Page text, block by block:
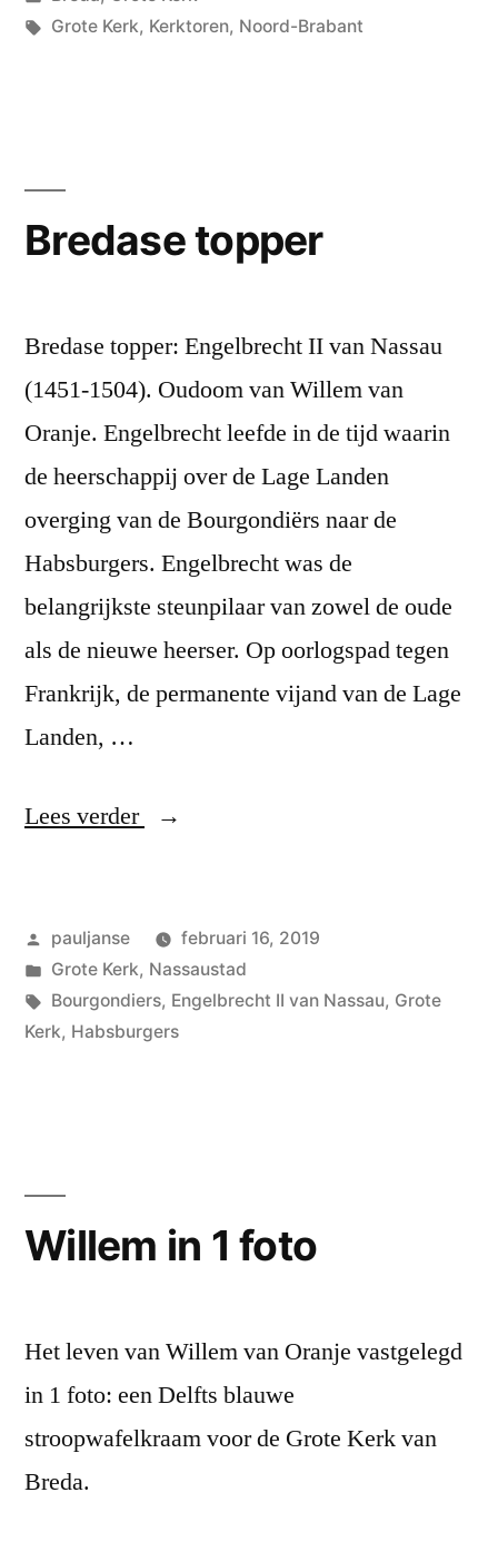
in
Tags:
Grote Kerk, Kerktoren, Noord-Brabant
Bredase topper
Bredase topper: Engelbrecht II van Nassau
(1451-1504). Oudoom van Willem van
Oranje. Engelbrecht leefde in de tijd waarin
de heerschappij over de Lage Landen
overging van de Bourgondiërs naar de
Habsburgers. Engelbrecht was de
belangrijkste steunpilaar van zowel de oude
als de nieuwe heerser. Op oorlogspad tegen
Frankrijk, de permanente vijand van de Lage
Landen, …
Lees verder
“Bredase
Geplaatst
door
pauljanse
februari 16, 2019
Geplaatst
in
Grote Kerk, Nassaustad
Tags:
Bourgondiers, Engelbrecht II van Nassau, Grote
Kerk, Habsburgers
Willem in 1 foto
Het leven van Willem van Oranje vastgelegd
in 1 foto: een Delfts blauwe
stroopwafelkraam voor de Grote Kerk van
Breda.